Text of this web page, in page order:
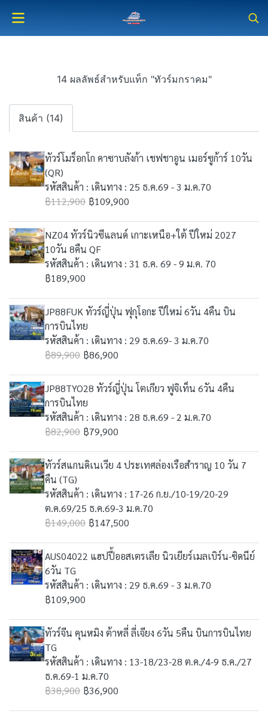
14 ผลลัพธ์สำหรับแท็ก "ทัวร์มกราคม"
สินค้า (14)
ทัวร์โมร็อกโก คาซาบลังก้า เชฟชาอูน เมอร์ซูก้าร์ 10วัน
(QR)
รหัสสินค้า : เดินทาง : 25 ธ.ค.69 - 3 ม.ค.70
฿112,900 ฿109,900
NZ04 ทัวร์นิวซีแลนด์ เกาะเหนือ+ใต้ ปีใหม่ 2027
10วัน 8คืน QF
รหัสสินค้า : เดินทาง : 31 ธ.ค. 69 - 9 ม.ค. 70
฿189,900
JP88FUK ทัวร์ญี่ปุ่น ฟุกุโอกะ ปีใหม่ 6วัน 4คืน บิน
การบินไทย
รหัสสินค้า : เดินทาง : 29 ธ.ค.69- 3 ม.ค.70
฿89,900 ฿86,900
JP88TYO28 ทัวร์ญี่ปุ่น โตเกียว ฟูจิเท็น 6วัน 4คืน
การบินไทย
รหัสสินค้า : เดินทาง : 28 ธ.ค.69 - 2 ม.ค.70
฿82,900 ฿79,900
ทัวร์สแกนดิเนเวีย 4 ประเทศล่องเรือสำราญ 10 วัน 7
คืน (TG)
รหัสสินค้า : เดินทาง : 17-26 ก.ย./10-19/20-29
ต.ค.69/25 ธ.ค.69-3 ม.ค.70
฿149,000 ฿147,500
AUS04022 แฮปปี้ออสเตรเลีย นิวเยียร์เมลเบิร์น-ซิดนีย์
6วัน TG
รหัสสินค้า : เดินทาง : 29 ธ.ค.69 - 3 ม.ค.70
฿109,900
ทัวร์จีน คุนหมิง ต้าหลี่ ลี่เจียง 6วัน 5คืน บินการบินไทย
TG
รหัสสินค้า : เดินทาง : 13-18/23-28 ต.ค./4-9 ธ.ค./27
ธ.ค.69-1 ม.ค.70
฿38,900 ฿36,900